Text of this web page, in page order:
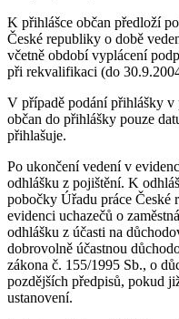
K přihlášce občan předloží
České republiky o době
včetně období vyplácení
při rekvalifikaci (do
V případě podání přihlášky v
občan do přihlášky pouze
přihlašuje.
Po ukončení vedení v
odhlášku z pojištění. K
pobočky Úřadu práce České
evidenci uchazečů o
odhlášku z účasti na
dobrovolně účastnou
zákona č. 155/1995 Sb., o
pozdějších předpisů, pokud
ustanovení.